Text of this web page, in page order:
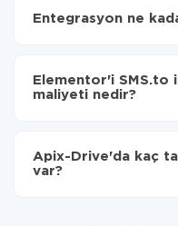
aktarılacağını seçin
SMS.to'ye
Entegrasyon ne
olarak, 10-15 dakika
Elementor'i SMS.to
maliyeti nedir?
Hizmetimiz aracılığıyla
diğerine aktarılan veri
Apix-Drive'da kaç
var?